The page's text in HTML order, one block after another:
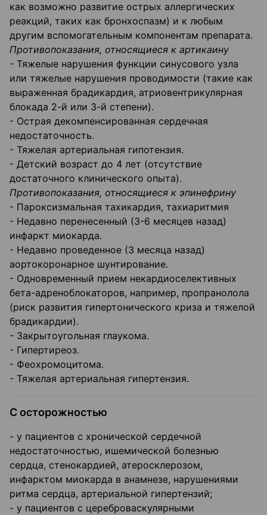
как возможно развитие острых аллергических
реакций, таких как бронхоспазм) и к любым
другим вспомогательным компонентам препарата.
Противопоказания, относящиеся к артикаину
- Тяжелые нарушения функции синусового узла
или тяжелые нарушения проводимости (такие как
выраженная брадикардия, атриовентрикулярная
блокада 2-й или 3-й степени).
- Острая декомпенсированная сердечная
недостаточность.
- Тяжелая артериальная гипотензия.
- Детский возраст до 4 лет (отсутствие
достаточного клинического опыта).
Противопоказания, относящиеся к эпинефрину
- Пароксизмальная тахикардия, тахиаритмия
- Недавно перенесенный (3-6 месяцев назад)
инфаркт миокарда.
- Недавно проведенное (3 месяца назад)
аортокоронарное шунтирование.
- Одновременный прием некардиоселективных
бета-адреноблокаторов, например, пропранолола
(риск развития гипертонического криза и тяжелой
брадикардии).
- Закрытоугольная глаукома.
- Гипертиреоз.
- Феохромоцитома.
- Тяжелая артериальная гипертензия.
С осторожностью
- у пациентов с хронической сердечной
недостаточностью, ишемической болезнью
сердца, стенокардией, атеросклерозом,
инфарктом миокарда в анамнезе, нарушениями
ритма сердца, арте­риальной гипертензий;
- у пациентов с цереброваскулярными